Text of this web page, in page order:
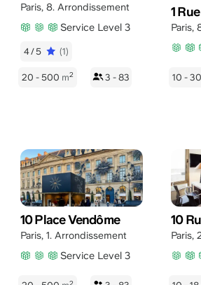
Paris, 8. Arrondissement
Service Level 3
4/5 (1)
20 - 500 m2 3 - 83
1
Paris,
10 - 30
10 Place Vendôme
Paris, 1. Arrondissement
Service Level 3
2
10
Paris,